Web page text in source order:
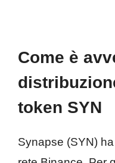
Come è
token SYN
Synapse (SYN)